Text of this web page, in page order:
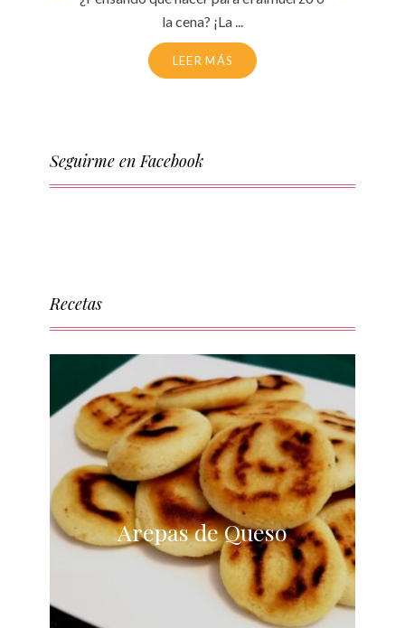
la cena? ¡La ...
LEER MÁS
Seguirme en Facebook
Recetas
Arepas de Queso